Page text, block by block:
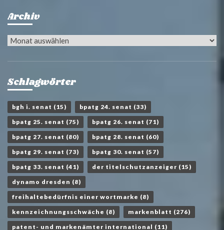
Archiv
Archiv
Schlagwörter
bgh i. senat (15) bpatg 24. senat (33)
bpatg 25. senat (75) bpatg 26. senat (71)
bpatg 27. senat (80) bpatg 28. senat (60)
bpatg 29. senat (73) bpatg 30. senat (57)
bpatg 33. senat (41) der titelschutzanzeiger (15)
dynamo dresden (8)
freihaltebedürfnis einer wortmarke (8)
kennzeichnungsschwäche (8) markenblatt (276)
patent- und markenämter international (11)